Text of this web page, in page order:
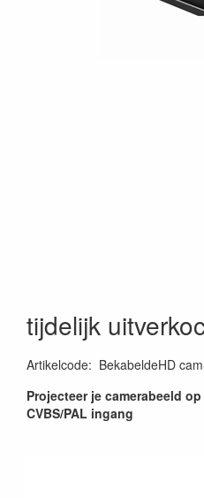
tijdelijk
Artikelcode: BekabeldeHD
Projecteer je camerabeeld
CVBS/PAL ingang